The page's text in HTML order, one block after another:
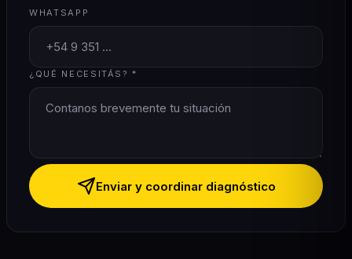
WHATSAPP
¿QUÉ NECESITÁS? *
Enviar y coordinar diagnóstico